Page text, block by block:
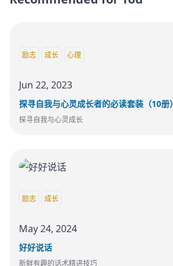
励志 成长 心理
Jun 22, 2023
探寻自我与心灵成长者的必读套装（10册）
探寻自我与心灵成长
励志 成长
May 24, 2024
好好说话
新鲜有趣的话术精进技巧